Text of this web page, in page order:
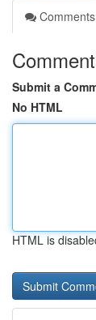
Comments
Submit a
No HTML
HTML is